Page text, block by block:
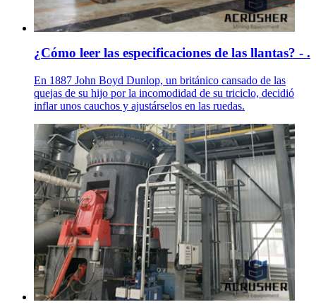
¿Cómo leer las especificaciones de las llantas? - .
En 1887 John Boyd Dunlop, un británico cansado de las
quejas de su hijo por la incomodidad de su triciclo, decidió
inflar unos cauchos y ajustárselos en las ruedas.